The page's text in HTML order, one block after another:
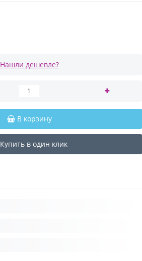
Нашли дешевле?
В корзину
Купить в один клик